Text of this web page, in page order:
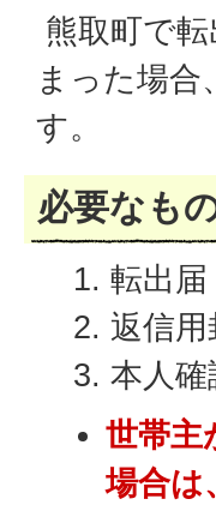
熊取町で
まった場
す。
必要なも
転出届
返信用
本人
世帯主
場合は